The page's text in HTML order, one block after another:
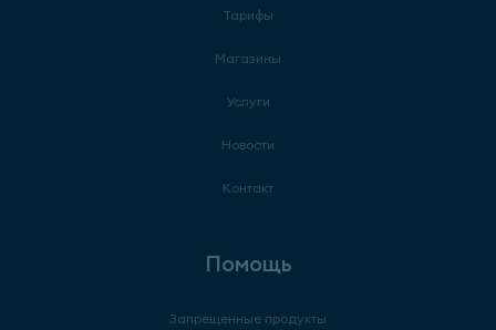
Тарифы
Магазины
Услуги
Новости
Контакт
Помощь
Запрещенные продукты